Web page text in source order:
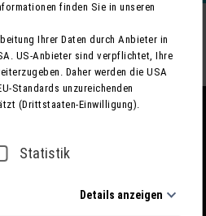
Cho in der Elbphilharmonie
finden Sie in unseren
Ihrer Daten durch Anbieter in
US-Anbieter sind verpflichtet, Ihre
Daher werden die USA
Standards unzureichenden
(Drittstaaten-Einwilligung).
Statistik
Details anzeigen